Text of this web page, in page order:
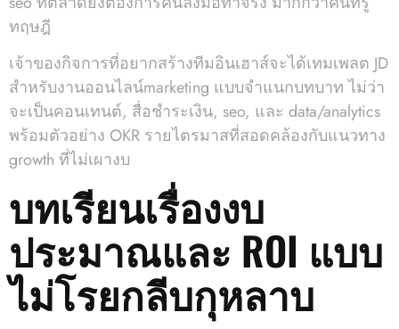
ทฤษฎี
เจ้าของกิจการที่อยากสร้างทีมอินเฮาส์จะได้เทมเพลต JD
สำหรับงานออนไลน์marketing แบบจำแนกบทบาท ไม่ว่า
จะเป็นคอนเทนต์, สื่อชำระเงิน, seo, และ data/analytics
พร้อมตัวอย่าง OKR รายไตรมาสที่สอดคล้องกับแนวทาง
growth ที่ไม่เผางบ
บทเรียนเรื่องงบ
ประมาณและ ROI แบบ
ไม่โรยกลีบกุหลาบ